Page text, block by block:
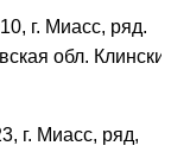
г. Миасс, ряд.
обл.
г. Миасс, ряд,